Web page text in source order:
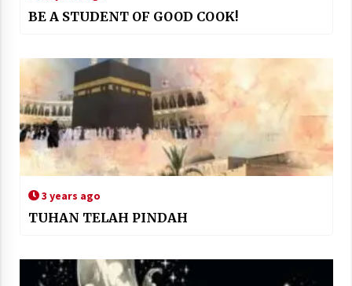
BE A STUDENT OF GOOD COOK!
3 years ago
TUHAN TELAH PINDAH